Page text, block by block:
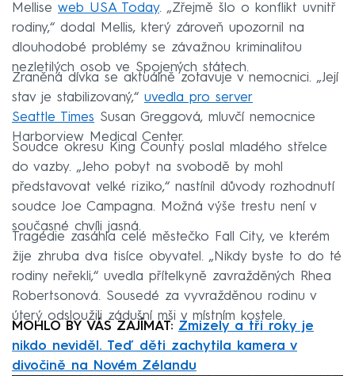
Mellise web USA Today. „Zřejmě šlo o konflikt uvnitř
rodiny,“ dodal Mellis, který zároveň upozornil na
dlouhodobé problémy se závažnou kriminalitou
nezletilých osob ve Spojených státech.
Zraněná dívka se aktuálně zotavuje v nemocnici. „Její
stav je stabilizovaný,“ uvedla pro server
Seattle Times Susan Greggová, mluvčí nemocnice
Harborview Medical Center.
Soudce okresu King County poslal mladého střelce
do vazby. „Jeho pobyt na svobodě by mohl
představovat velké riziko,“ nastínil důvody rozhodnutí
soudce Joe Campagna. Možná výše trestu není v
současné chvíli jasná.
Tragédie zasáhla celé městečko Fall City, ve kterém
žije zhruba dva tisíce obyvatel. „Nikdy byste to do té
rodiny neřekli,“ uvedla přítelkyně zavražděných Rhea
Robertsonová. Sousedé za vyvražděnou rodinu v
úterý odsloužili zádušní mši v místním kostele.
MOHLO BY VÁS ZAJÍMAT: Zmizely a tři roky je
nikdo neviděl. Teď děti zachytila kamera v
divočině na Novém Zélandu